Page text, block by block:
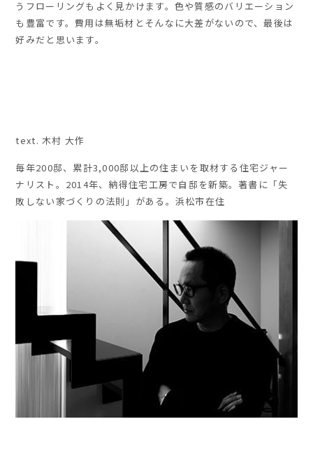
うフローリングもよく見かけます。色や質感のバリエーション
も豊富です。費用は無垢材とそんなに大差がないので、最後は
好みだと思います。
text. 木村 大作
毎年200邸、累計3,000邸以上の住まいを取材する住宅ジャー
ナリスト。 2014年、納得住宅工房で自邸を新築。著書に「失
敗しない家づくりの法則」がある。浜松市在住